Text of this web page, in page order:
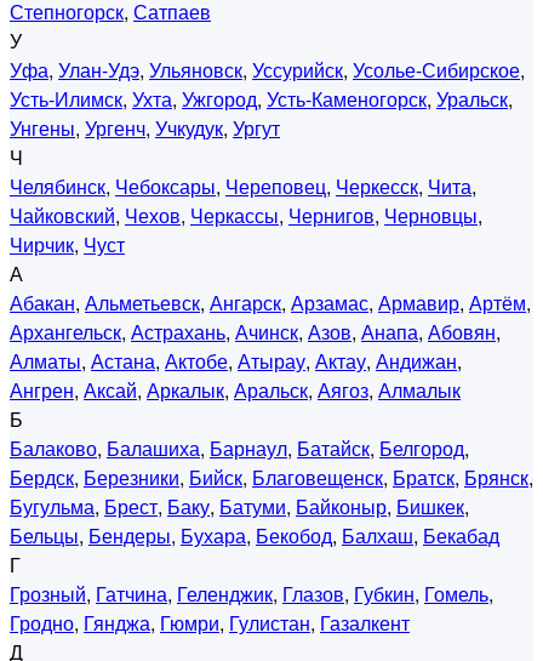
Степногорск, Сатпаев
У
Уфа, Улан-Удэ, Ульяновск, Уссурийск, Усолье-Сибирское,
Усть-Илимск, Ухта, Ужгород, Усть-Каменогорск, Уральск,
Унгены, Ургенч, Учкудук, Ургут
Ч
Челябинск, Чебоксары, Череповец, Черкесск, Чита,
Чайковский, Чехов, Черкассы, Чернигов, Черновцы,
Чирчик, Чуст
А
Абакан, Альметьевск, Ангарск, Арзамас, Армавир, Артём,
Архангельск, Астрахань, Ачинск, Азов, Анапа, Абовян,
Алматы, Астана, Актобе, Атырау, Актау, Андижан,
Ангрен, Аксай, Аркалык, Аральск, Аягоз, Алмалык
Б
Балаково, Балашиха, Барнаул, Батайск, Белгород,
Бердск, Березники, Бийск, Благовещенск, Братск, Брянск,
Бугульма, Брест, Баку, Батуми, Байконыр, Бишкек,
Бельцы, Бендеры, Бухара, Бекобод, Балхаш, Бекабад
Г
Грозный, Гатчина, Геленджик, Глазов, Губкин, Гомель,
Гродно, Гянджа, Гюмри, Гулистан, Газалкент
Д